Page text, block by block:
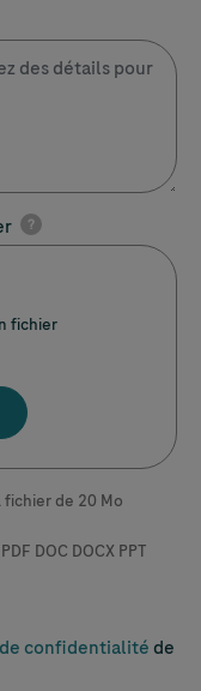
?
fichier
fichier de 20 Mo
DOC DOCX PPT
confidentialité de